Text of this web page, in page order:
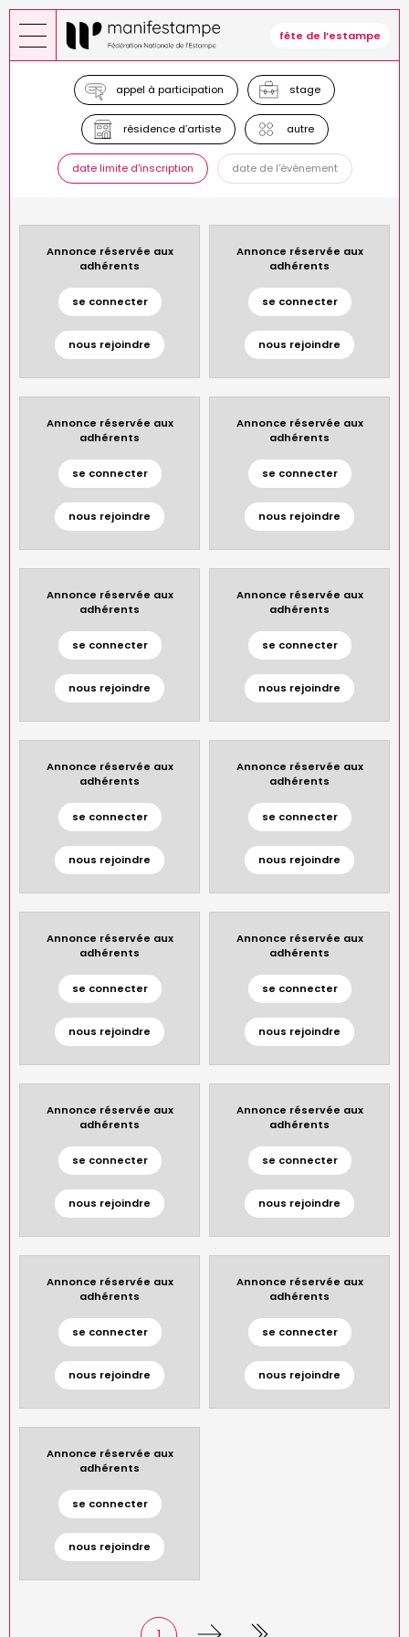
Aller
au
contenu
fête de l’estampe
appel à participation stage
résidence d’artiste autre
date limite d'inscription date de l'événement
Annonce réservée aux
adhérents
se connecter
nous rejoindre
Annonce réservée aux
adhérents
se connecter
nous rejoindre
Annonce réservée aux
adhérents
se connecter
nous rejoindre
Annonce réservée aux
adhérents
se connecter
nous rejoindre
Annonce réservée aux
adhérents
se connecter
nous rejoindre
Annonce réservée aux
adhérents
se connecter
nous rejoindre
Annonce réservée aux
adhérents
se connecter
nous rejoindre
Annonce réservée aux
adhérents
se connecter
nous rejoindre
Annonce réservée aux
adhérents
se connecter
nous rejoindre
Annonce réservée aux
adhérents
se connecter
nous rejoindre
Annonce réservée aux
adhérents
se connecter
nous rejoindre
Annonce réservée aux
adhérents
se connecter
nous rejoindre
Annonce réservée aux
adhérents
se connecter
nous rejoindre
Annonce réservée aux
adhérents
se connecter
nous rejoindre
Annonce réservée aux
adhérents
se connecter
nous rejoindre